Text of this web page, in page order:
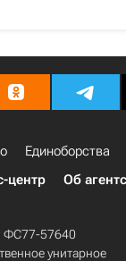
Единоборства
центр Об
ФС77-57640
унитарное